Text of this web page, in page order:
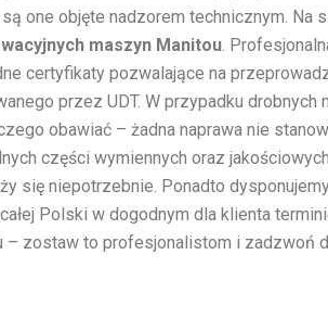
one objęte nadzorem technicznym. Na
maszyn Manitou.
certyfikaty pozwalające na
przez UDT. W przypadku
obawiać – żadna naprawa nie
części wymiennych oraz
się niepotrzebnie. Ponadto
Polski w dogodnym dla klienta
– zostaw to profesjonalistom i zadzwoń